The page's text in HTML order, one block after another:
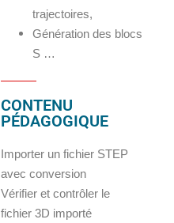
trajectoires,
Génération des blocs
S …
CONTENU
PÉDAGOGIQUE
Importer un fichier STEP
avec conversion
Vérifier et contrôler le
fichier 3D importé